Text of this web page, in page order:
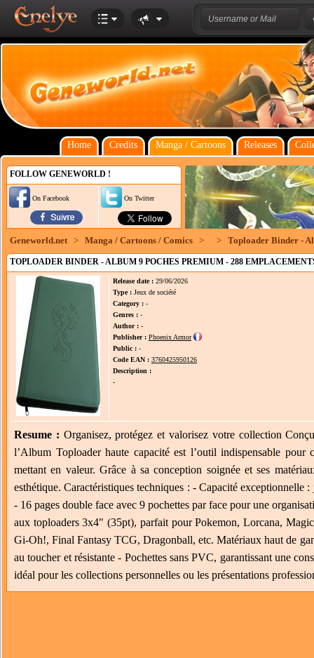
Home Credits Manga / Cartoons Releases
FOLLOW GENEWORLD !
On Facebook On Twitter
Geneworld.net > Manga / Cartoons / Comics > > Toploader Binder -
TOPLOADER BINDER - ALBUM 9 POCHES PREMIUM - 288
Release date : 29/06/2026
Type : Jeux de société
Category : -
Genres : -
Author : -
Publisher : Phoenix Armor
Public : -
Code EAN : 3760425950126
Description :
-
Resume : Organisez, protégez et valorisez votre collection
l’Album Toploader haute capacité est l’outil indispensable
mettant en valeur. Grâce à sa conception soignée et ses
esthétique. Caractéristiques techniques : - Capacité exceptionnelle
- 16 pages double face avec 9 pochettes par face pour une
aux toploaders 3x4" (35pt), parfait pour Pokemon, Lorcana,
Gi-Oh!, Final Fantasy TCG, Dragonball, etc. Matériaux haut de
au toucher et résistante - Pochettes sans PVC, garantissant une
idéal pour les collections personnelles ou les présentations